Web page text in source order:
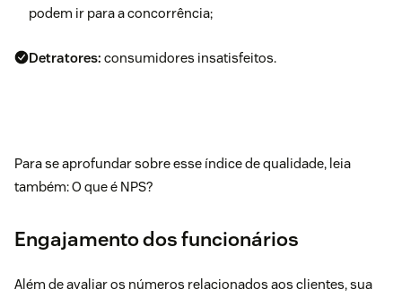
podem ir para a concorrência;
Detratores: consumidores insatisfeitos.
Para se aprofundar sobre esse índice de qualidade, leia
também:O que é NPS?
Engajamento dos funcionários
Além de avaliar os números relacionados aos clientes, sua